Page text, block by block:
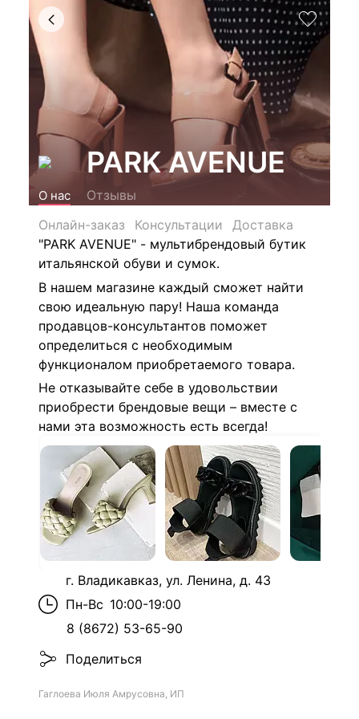
PARK AVENUE
О нас
Отзывы
Онлайн-заказ
Консультации
Доставка
"PARK AVENUE" - мультибрендовый бутик
итальянской обуви и сумок.
В нашем магазине каждый сможет найти
свою идеальную пару! Наша команда
продавцов-консультантов поможет
определиться с необходимым
функционалом приобретаемого товара.
Не отказывайте себе в удовольствии
приобрести брендовые вещи – вместе с
нами эта возможность есть всегда!
г. Владикавказ, ул. Ленина, д. 43
Пн-Вс 10:00-19:00
8 (8672) 53-65-90
Поделиться
Гаглоева Июля Амрусовна, ИП